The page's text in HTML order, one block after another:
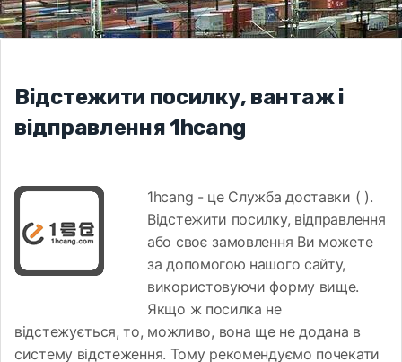
Відстежити посилку, вантаж і
відправлення 1hcang
1hcang - це Служба доставки ( ).
Відстежити посилку, відправлення
або своє замовлення Ви можете
за допомогою нашого сайту,
використовуючи форму вище.
Якщо ж посилка не
відстежується, то, можливо, вона ще не додана в
систему відстеження. Тому рекомендуємо почекати